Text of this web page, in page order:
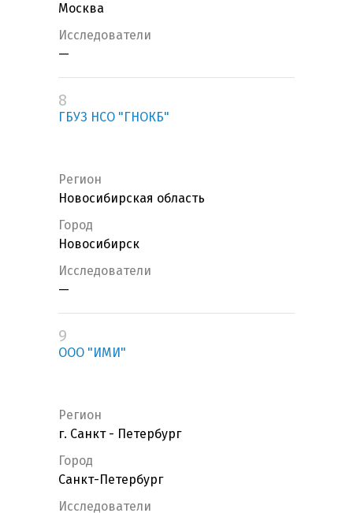
Москва
Исследователи
—
8
ГБУЗ НСО "ГНОКБ"
Регион
Новосибирская область
Город
Новосибирск
Исследователи
—
9
ООО "ИМИ"
Регион
г. Санкт - Петербург
Город
Санкт-Петербург
Исследователи